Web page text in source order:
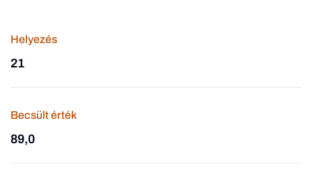
Helyezés
21
Becsült érték
89,0